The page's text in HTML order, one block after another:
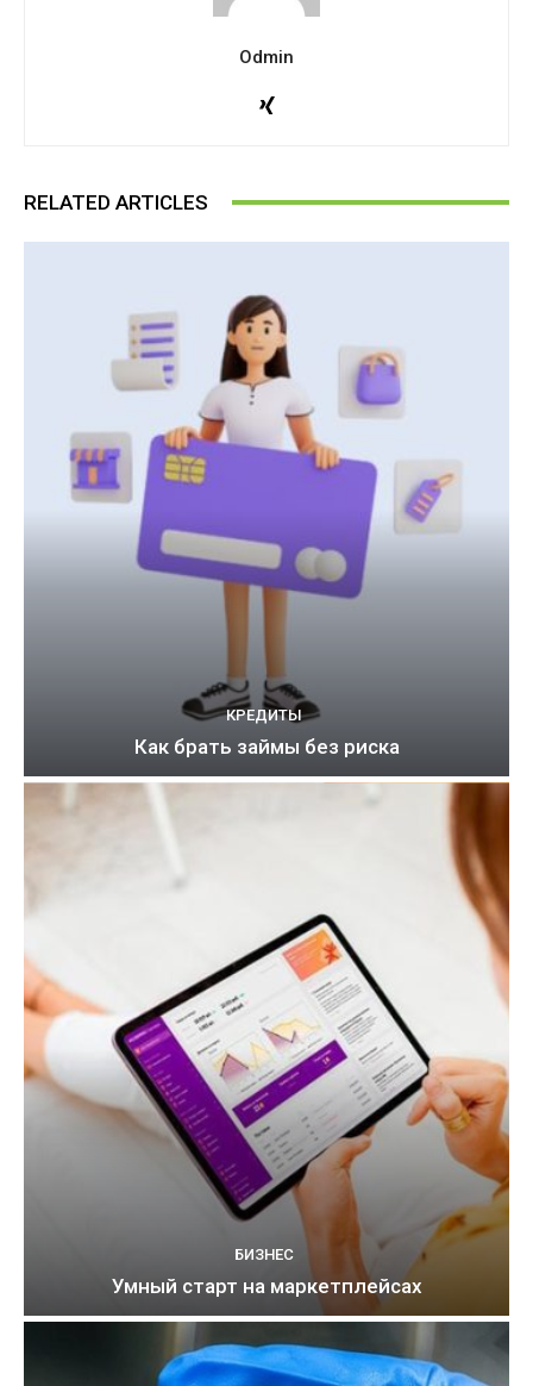
Odmin
RELATED ARTICLES
КРЕДИТЫ
Как брать займы без риска
БИЗНЕС
Умный старт на маркетплейсах